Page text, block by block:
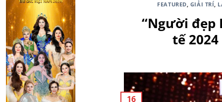
FEATURED, GIẢI TRÍ,
“Người đẹp
tế
16